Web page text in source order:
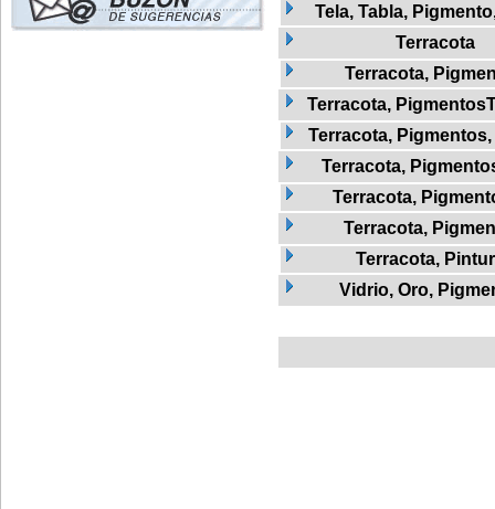
Tela, Tabla,
Terracota
Terracota,
Terracota,
Terracota,
Terracota,
Terracota,
Terracota,
Terracota,
Vidrio, Oro,